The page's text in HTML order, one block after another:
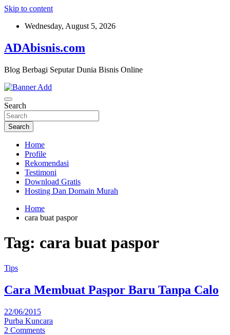
Skip to content
Wednesday, August 5, 2026
ADAbisnis.com
Blog Berbagi Seputar Dunia Bisnis Online
Search
Search
Home
Profile
Rekomendasi
Testimoni
Download Gratis
Hosting Dan Domain Murah
Home
cara buat paspor
Tag: cara buat paspor
Tips
Cara Membuat Paspor Baru Tanpa Calo
22/06/2015
Purba Kuncara
2 Comments